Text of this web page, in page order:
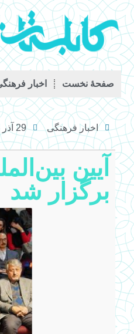
صفحۀ نخست اخبار
اخبار فرهنگی 29 آذر 1404
آیین
برگزار شد